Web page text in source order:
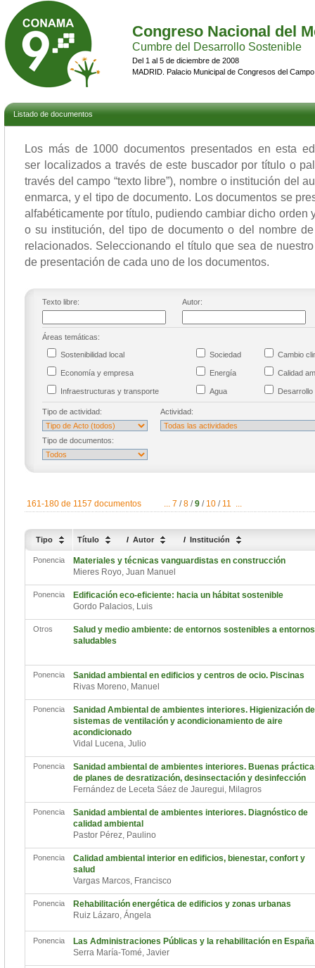
Congreso Nacional del
Cumbre del Desarrollo Sostenible
Del 1 al 5 de diciembre de 2008
MADRID. Palacio Municipal de Congresos del
Listado de documentos
Los más de 1000 documentos presentados en esta
ser localizados a través de este buscador por título o
través del campo “texto libre”), nombre o institución del
enmarca, y el tipo de documento. Los documentos se
alfabéticamente por título, pudiendo cambiar dicho orden
o su institución, del tipo de documento o del nombre
relacionados. Seleccionando el título que sea de
de presentación de cada uno de los documentos.
Texto libre: Autor:
Áreas temáticas:
Sostenibilidad local Sociedad Cambio
Economía y empresa Energía Calidad
Infraestructuras y transporte Agua
Tipo de actividad: Actividad:
Tipo de documentos:
161-180 de 1157 documentos ... 7 / 8 /9 / 10 / 11 ...
Tipo Título / Autor / Institución
Ponencia
Materiales y técnicas vanguardistas en construcción
Mieres Royo, Juan Manuel
Ponencia
Edificación eco-eficiente: hacia un hábitat sostenible
Gordo Palacios, Luis
Otros
Salud y medio ambiente: de entornos sostenibles a entornos
saludables
Ponencia
Sanidad ambiental en edificios y centros de ocio. Piscinas
Rivas Moreno, Manuel
Ponencia
Sanidad Ambiental de ambientes interiores. Higienización de
sistemas de ventilación y acondicionamiento de aire
acondicionado
Vidal Lucena, Julio
Ponencia
Sanidad ambiental de ambientes interiores. Buenas
de planes de desratización, desinsectación y desinfección
Fernández de Leceta Sáez de Jauregui, Milagros
Ponencia
Sanidad ambiental de ambientes interiores. Diagnóstico de
calidad ambiental
Pastor Pérez, Paulino
Ponencia
Calidad ambiental interior en edificios, bienestar, confort y
salud
Vargas Marcos, Francisco
Ponencia
Rehabilitación energética de edificios y zonas urbanas
Ruiz Lázaro, Ángela
Ponencia
Las Administraciones Públicas y la rehabilitación en España
Serra María-Tomé, Javier